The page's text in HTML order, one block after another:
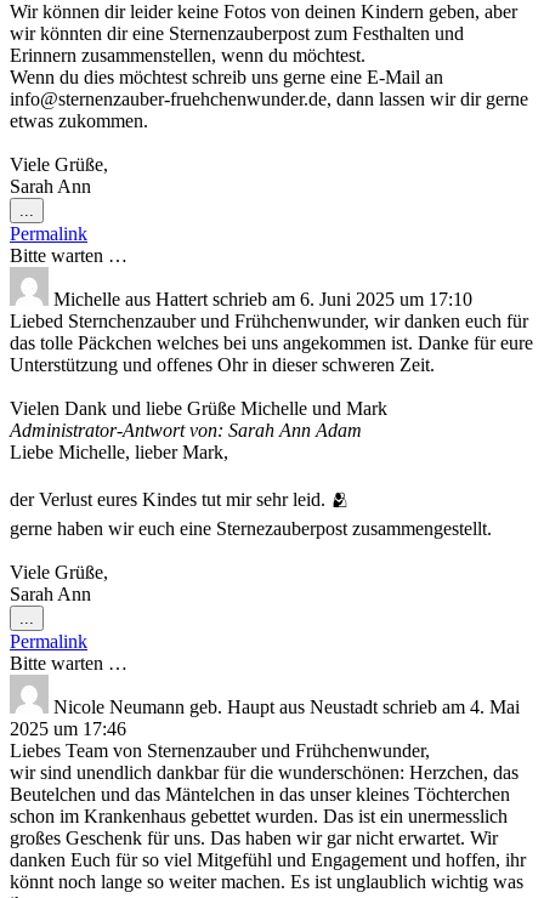
Wir können dir leider keine Fotos von deinen Kindern geben, aber
wir könnten dir eine Sternenzauberpost zum Festhalten und
Erinnern zusammenstellen, wenn du möchtest.
Wenn du dies möchtest schreib uns gerne eine E-Mail an
info@sternenzauber-fruehchenwunder.de, dann lassen wir dir gerne
etwas zukommen.
Viele Grüße,
Sarah Ann
...
Metabox
ein-/ausblenden.
Permalink
Bitte warten …
Michelle aus Hattert schrieb am 6. Juni 2025 um 17:10
Liebed Sternchenzauber und Frühchenwunder, wir danken euch für
das tolle Päckchen welches bei uns angekommen ist. Danke für eure
Unterstützung und offenes Ohr in dieser schweren Zeit.
Vielen Dank und liebe Grüße Michelle und Mark
Administrator-Antwort von: Sarah Ann Adam
Liebe Michelle, lieber Mark,
der Verlust eures Kindes tut mir sehr leid. 🫂
gerne haben wir euch eine Sternezauberpost zusammengestellt.
Viele Grüße,
Sarah Ann
...
Metabox
ein-/ausblenden.
Permalink
Bitte warten …
Nicole Neumann geb. Haupt aus Neustadt schrieb am 4. Mai
2025 um 17:46
Liebes Team von Sternenzauber und Frühchenwunder,
wir sind unendlich dankbar für die wunderschönen: Herzchen, das
Beutelchen und das Mäntelchen in das unser kleines Töchterchen
schon im Krankenhaus gebettet wurden. Das ist ein unermesslich
großes Geschenk für uns. Das haben wir gar nicht erwartet. Wir
danken Euch für so viel Mitgefühl und Engagement und hoffen, ihr
könnt noch lange so weiter machen. Es ist unglaublich wichtig was